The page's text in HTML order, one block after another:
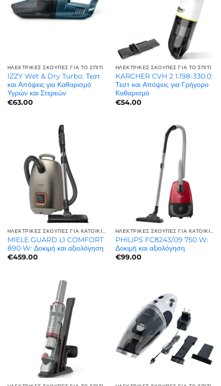
ΗΛΕΚΤΡΙΚΈΣ ΣΚΟΎΠΕΣ ΓΙΑ ΤΟ ΣΠΊΤΙ
IZZY Wet & Dry Turbo: Τεστ
και Απόψεις για Καθαρισμό
Υγρών και Στερεών
€63.00
ΗΛΕΚΤΡΙΚΈΣ ΣΚΟΎΠΕΣ ΓΙΑ ΤΟ ΣΠΊΤΙ
KARCHER CVH 2 1.198-330.0:
Τεστ και Απόψεις για Γρήγορο
Καθαρισμό
€54.00
ΗΛΕΚΤΡΙΚΈΣ ΣΚΟΎΠΕΣ ΓΙΑ ΚΑΤΟΙΚΊΔΙΑ | ΓΙΑ ΤΡΊΧΕΣ ΚΑΤΟΙΚΙΔΊΩΝ
MIELE GUARD L1 COMFORT
890 W: Δοκιμή και αξιολόγηση
€459.00
ΗΛΕΚΤΡΙΚΈΣ ΣΚΟΎΠΕΣ ΓΙΑ ΚΑΤΟΙΚΊΔΙΑ | ΓΙΑ ΤΡΊΧΕΣ ΚΑΤΟΙΚΙΔΊΩΝ
PHILIPS FC8243/09 750 W:
Δοκιμή και αξιολόγηση
€99.00